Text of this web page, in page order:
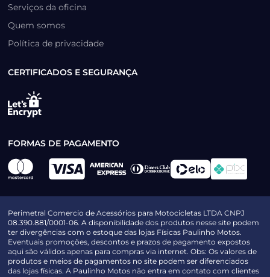
Serviços da oficina
Quem somos
Política de privacidade
CERTIFICADOS E SEGURANÇA
FORMAS DE PAGAMENTO
Perimetral Comercio de Acessórios para Motocicletas LTDA CNPJ
08.390.881/0001-06. A disponibilidade dos produtos nesse site podem
ter divergências com o estoque das lojas Físicas Paulinho Motos.
Eventuais promoções, descontos e prazos de pagamento expostos
aqui são válidos apenas para compras via internet. Obs: Os valores de
produtos e meios de pagamentos no site podem ser diferenciados
das lojas físicas. A Paulinho Motos não entra em contato com clientes